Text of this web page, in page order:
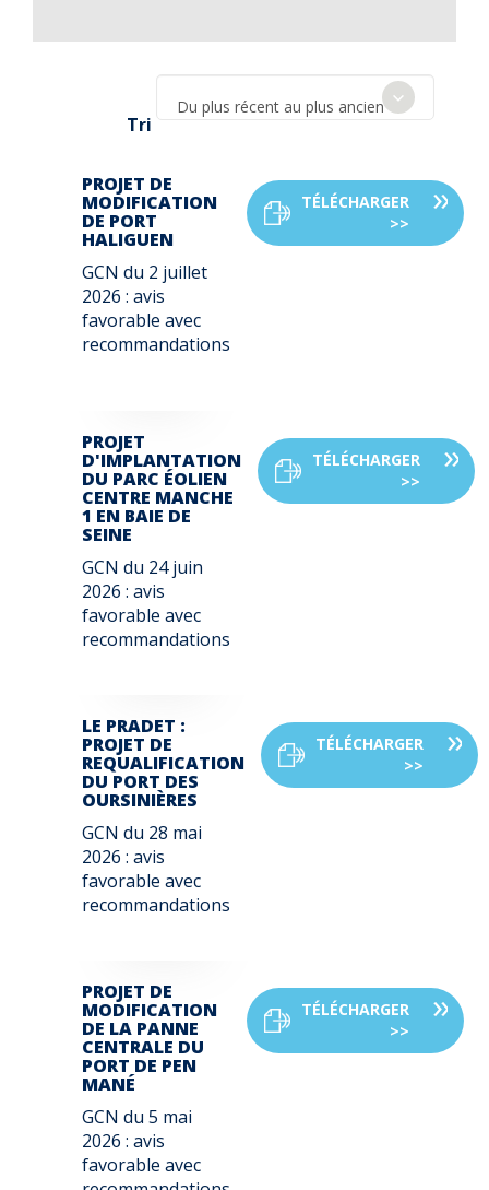
Tri
Du plus récent au plus ancien
PROJET DE
MODIFICATION
DE PORT
HALIGUEN
GCN du 2 juillet
2026 : avis
favorable avec
recommandations
TÉLÉCHARGER
>>
PROJET
D'IMPLANTATION
DU PARC ÉOLIEN
CENTRE MANCHE
1 EN BAIE DE
SEINE
GCN du 24 juin
2026 : avis
favorable avec
recommandations
TÉLÉCHARGER
>>
LE PRADET :
PROJET DE
REQUALIFICATION
DU PORT DES
OURSINIÈRES
GCN du 28 mai
2026 : avis
favorable avec
recommandations
TÉLÉCHARGER
>>
PROJET DE
MODIFICATION
DE LA PANNE
CENTRALE DU
PORT DE PEN
MANÉ
GCN du 5 mai
2026 : avis
favorable avec
TÉLÉCHARGER
>>